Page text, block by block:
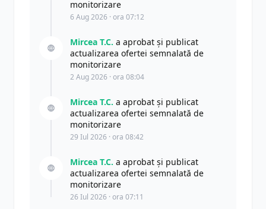
monitorizare
6 Aug 2026 · ora 07:12
Mircea T.C. a aprobat și publicat
actualizarea ofertei semnalată de
monitorizare
2 Aug 2026 · ora 08:04
Mircea T.C. a aprobat și publicat
actualizarea ofertei semnalată de
monitorizare
29 Iul 2026 · ora 08:42
Mircea T.C. a aprobat și publicat
actualizarea ofertei semnalată de
monitorizare
26 Iul 2026 · ora 07:11